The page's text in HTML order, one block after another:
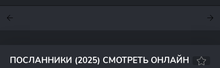
ПОСЛАННИКИ (2025) СМОТРЕТЬ ОНЛАЙН